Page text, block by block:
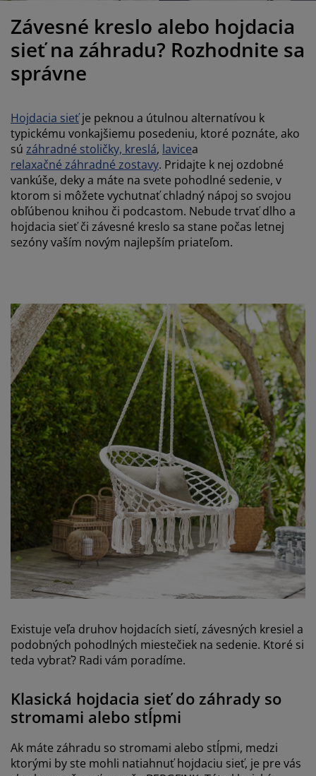
skrine
do spálne
s úložným priestorom
postele
nábytku
osvetlenie
izba
Závesné kreslo alebo hojdacia
sieť na záhradu? Rozhodnite sa
správne
Hojdacia sieťje peknou a útulnou alternatívou k
typickému vonkajšiemu posedeniu, ktoré poznáte, ako
sú záhradné stoličky, kreslá, lavicea
relaxačné záhradné zostavy. Pridajte k nej ozdobné
vankúše, deky a máte na svete pohodlné sedenie, v
ktorom si môžete vychutnať chladný nápoj so svojou
obľúbenou knihou či podcastom. Nebude trvať dlho a
hojdacia sieť či závesné kreslo sa stane počas letnej
sezóny vaším novým najlepším priateľom.
Existuje veľa druhov hojdacích sietí, závesných kresiel a
podobných pohodlných miestečiek na sedenie. Ktoré si
teda vybrať? Radi vám poradíme.
Klasická hojdacia sieť do záhrady so
stromami alebo stĺpmi
Ak máte záhradu so stromami alebo stĺpmi, medzi
ktorými by ste mohli natiahnuť hojdaciu sieť, je pre vás